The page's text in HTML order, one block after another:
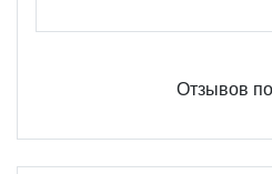
Отзывов